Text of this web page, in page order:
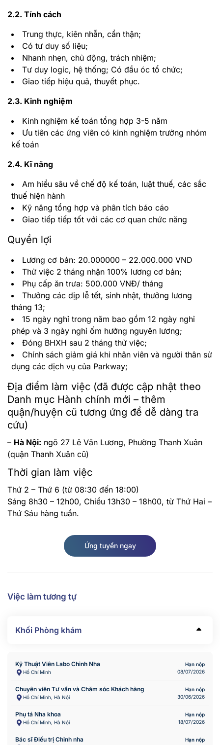
2.2. Tính cách
Trung thực, kiên nhẫn, cẩn thận;
Có tư duy số liệu;
Nhanh nhẹn, chủ động, trách nhiệm;
Tư duy logic, hệ thống; Có đầu óc tổ chức;
Giao tiếp hiệu quả, thuyết phục.
2.3. Kinh nghiệm
Kinh nghiệm kế toán tổng hợp 3-5 năm
Ưu tiên các ứng viên có kinh nghiệm trưởng nhóm
kế toán
2.4. Kĩ năng
Am hiểu sâu về chế độ kế toán, luật thuế, các sắc
thuế hiện hành
Kỹ năng tổng hợp và phân tích báo cáo
Giao tiếp tiếp tốt với các cơ quan chức năng
Quyền lợi
Lương cơ bản: 20.000000 – 22.000.000 VND
Thử việc 2 tháng nhận 100% lương cơ bản;
Phụ cấp ăn trưa: 500.000 VNĐ/ tháng
Thưởng các dịp lễ tết, sinh nhật, thưởng lương
tháng 13;
15 ngày nghỉ trong năm bao gồm 12 ngày nghỉ
phép và 3 ngày nghỉ ốm hưởng nguyên lương;
Đóng BHXH sau 2 tháng thử việc;
Chính sách giảm giá khi nhân viên và người thân sử
dụng các dịch vụ của Parkway;
Địa điểm làm việc (đã được cập nhật theo
Danh mục Hành chính mới – thêm
quận/huyện cũ tương ứng để dễ dàng tra
cứu)
– Hà Nội: ngõ 27 Lê Văn Lương, Phường Thanh Xuân
(quận Thanh Xuân cũ)
Thời gian làm việc
Thứ 2 – Thứ 6 (từ 08:30 đến 18:00)
Sáng 8h30 – 12h00, Chiều 13h30 – 18h00, từ Thứ Hai –
Thứ Sáu hàng tuần.
Ứng tuyển ngay
Việc làm tương tự
Khối Phòng khám
Kỹ Thuật Viên Labo Chỉnh Nha
Hồ Chí Minh
Hạn nộp
08/07/2026
Chuyên viên Tư vấn và Chăm sóc Khách hàng
Hồ Chí Minh, Hà Nội
Hạn nộp
30/06/2026
Phụ tá Nha khoa
Hồ Chí Minh, Hà Nội
Hạn nộp
18/07/2026
Bác sĩ Điều trị Chỉnh nha
Hạn nộp